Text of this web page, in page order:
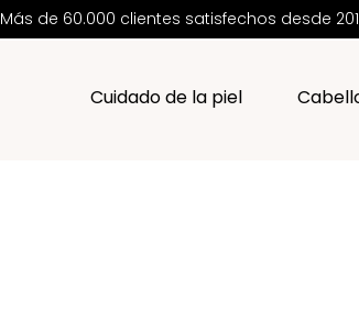
Más de 60.000 clientes satisfechos desde
Cuidado de la piel